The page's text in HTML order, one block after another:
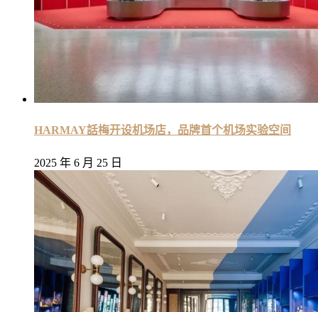
HARMAY話梅开设机场店，品牌首个机场实验空间
2025 年 6 月 25 日